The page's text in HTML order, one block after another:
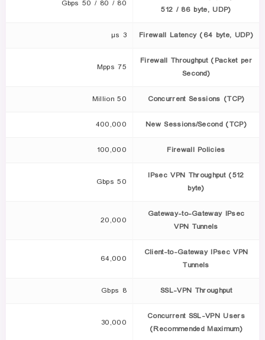
512 / 86 byte, UDP)
80 / 80 / 50 Gbps
Firewall Latency (64 byte, UDP)
3 µs
Firewall Throughput (Packet per
Second)
75 Mpps
Concurrent Sessions (TCP)
50 Million
New Sessions/Second (TCP)
400,000
Firewall Policies
100,000
IPsec VPN Throughput (512
byte)
50 Gbps
Gateway-to-Gateway IPsec
VPN Tunnels
20,000
Client-to-Gateway IPsec VPN
Tunnels
64,000
SSL-VPN Throughput
8 Gbps
Concurrent SSL-VPN Users
(Recommended Maximum)
30,000